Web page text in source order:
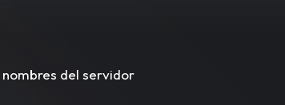
del servidor